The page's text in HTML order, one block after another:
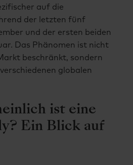
auf die
der letzten fünf
und der ersten beiden
Das Phänomen ist nicht
beschränkt, sondern
globalen
ist eine
Ein Blick auf